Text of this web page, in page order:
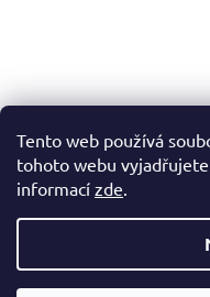
Tento web používá
tohoto webu
informací zde.
Vážení zákazníci, v případě,